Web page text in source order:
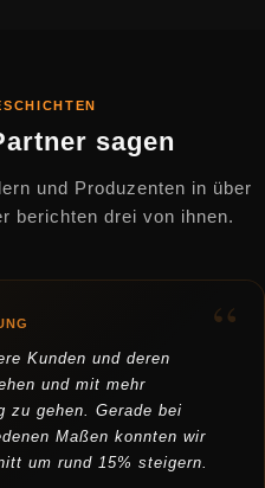
sagen
und Produzenten in über
berichten drei von ihnen.
“
Kunden und deren
und mit mehr
zu gehen. Gerade bei
Maßen konnten wir
um rund 15% steigern.